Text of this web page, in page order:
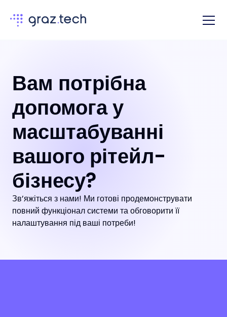
Вам потрібна
допомога у
масштабуванні
вашого рітейл-
бізнесу?
Зв’яжіться з нами! Ми готові продемонструвати
повний функціонал системи та обговорити її
налаштування під ваші потреби!